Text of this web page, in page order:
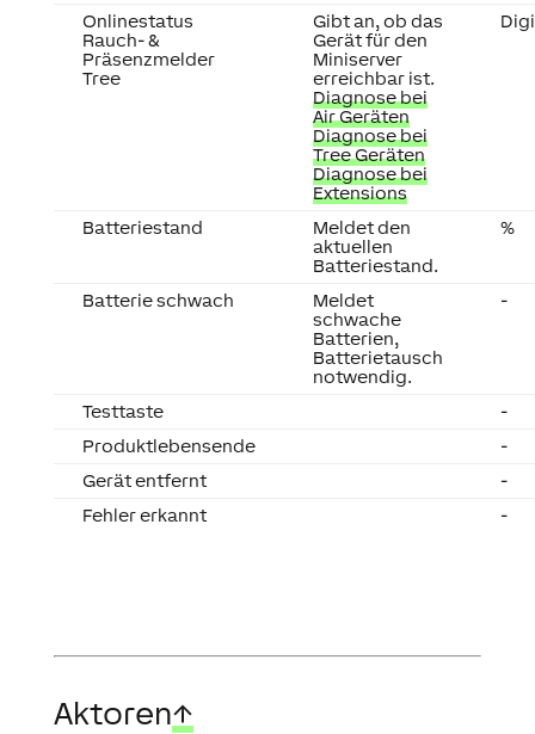
Onlinestatus
Rauch- &
Präsenzmelder
Tree
Gibt an, ob das
Gerät für den
Miniserver
erreichbar ist.
Diagnose bei
Air Geräten
Diagnose bei
Tree Geräten
Diagnose bei
Extensions
Batteriestand
Meldet den
aktuellen
Batteriestand.
%
Batterie schwach
Meldet
schwache
Batterien,
Batterietausch
notwendig.
-
Testtaste
-
Produktlebensende
-
Gerät entfernt
-
Fehler erkannt
-
Aktoren↑